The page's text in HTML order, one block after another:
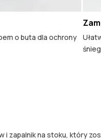
o buta dla ochrony
zapalnik na stoku, który